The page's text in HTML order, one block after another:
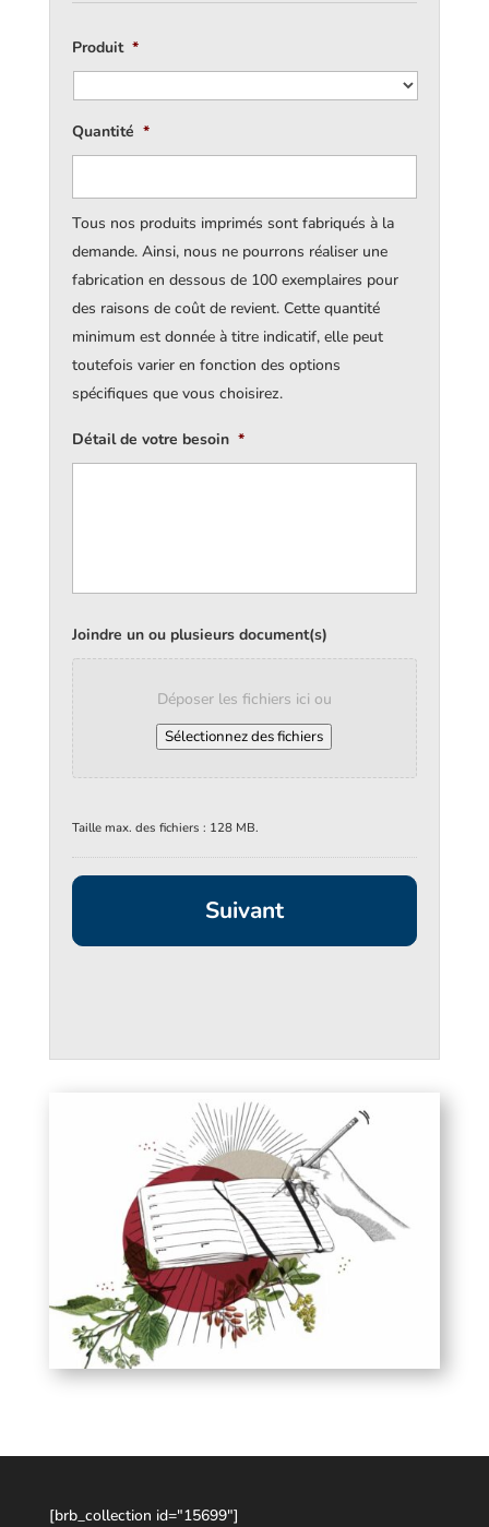
Produit *
Quantité *
Tous nos produits imprimés sont fabriqués à la
demande. Ainsi, nous ne pourrons réaliser une
fabrication en dessous de 100 exemplaires pour
des raisons de coût de revient. Cette quantité
minimum est donnée à titre indicatif, elle peut
toutefois varier en fonction des options
spécifiques que vous choisirez.
Détail de votre besoin *
Joindre un ou plusieurs document(s)
Déposer les fichiers ici ou
Sélectionnez des fichiers
Taille max. des fichiers : 128 MB.
[brb_collection id="15699"]